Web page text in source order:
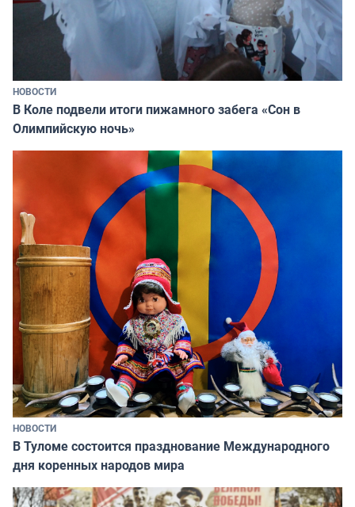
НОВОСТИ
В Коле подвели итоги пижамного забега «Сон в
Олимпийскую ночь»
НОВОСТИ
В Туломе состоится празднование Международного
дня коренных народов мира